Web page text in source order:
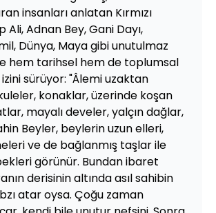
insanları anlatan Kırmızı
Ali, Adnan Bey, Gani Dayı,
Dünya, Maya gibi unutulmaz
hem tarihsel hem de toplumsal
izini sürüyor: "Âlemi uzaktan
konaklar, üzerinde koşan
mayalı develer, yalçın dağlar,
Beyler, beylerin uzun elleri,
ve de bağlanmış taşlar ile
görünür. Bundan ibaret
derisinin altında asıl sahibin
atar oysa. Çoğu zaman